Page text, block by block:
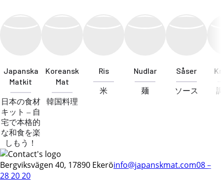
Japanska
Matkit
日本の食材
キット – 自
宅で本格的
な和食を楽
しもう！
Koreansk
Mat
韓国料理
Ris
米
Nudlar
麺
Såser
ソース
Bergviksvägen 40, 17890 Ekeröinfo@japanskmat.com08 –
28 20 20